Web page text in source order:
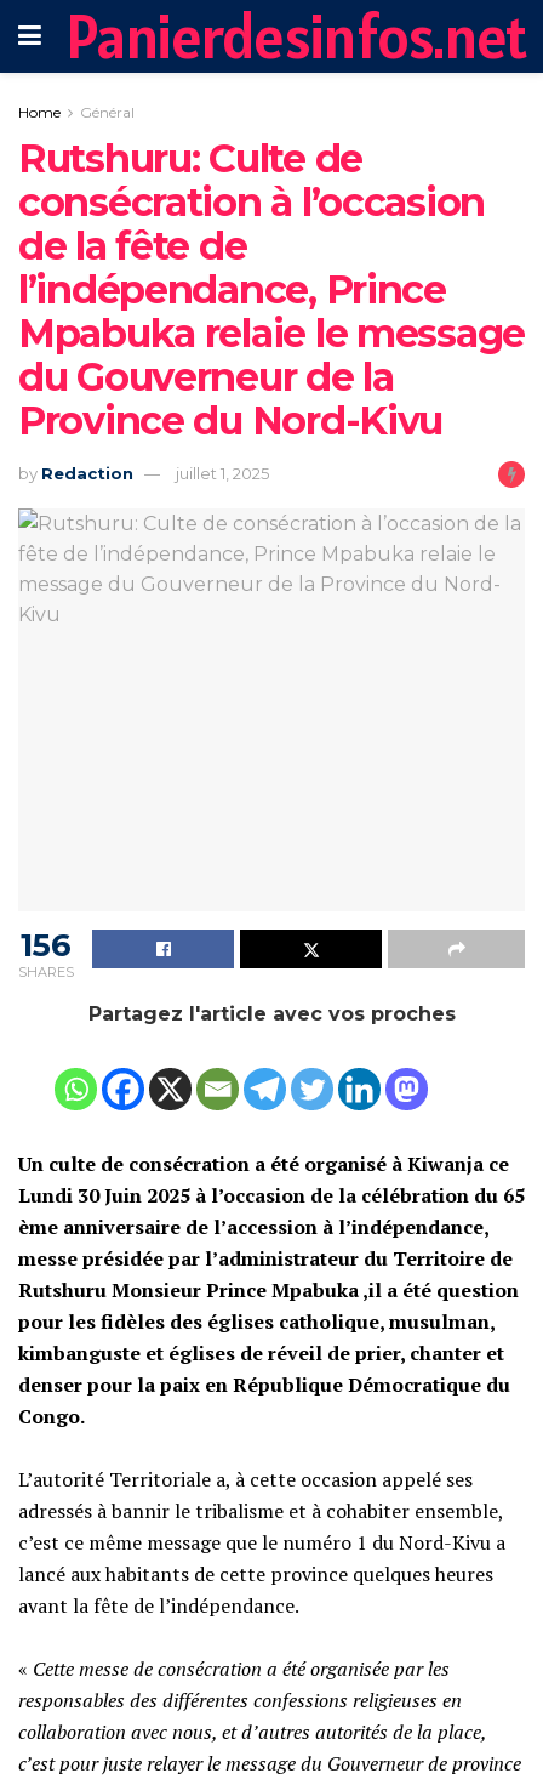
Panierdesinfos.net
Home Général
‎Rutshuru: Culte de
consécration à l’occasion
de la fête de
l’indépendance, Prince
Mpabuka relaie le message
du Gouverneur de la
Province du Nord-Kivu
by Redaction juillet 1, 2025
156
SHARES
Partagez l'article avec vos proches
Un culte de consécration a été organisé à Kiwanja ce
Lundi 30 Juin 2025 à l’occasion de la célébration du 65
ème anniversaire de l’accession à l’indépendance,
messe présidée par l’administrateur du Territoire de
Rutshuru Monsieur Prince Mpabuka ,il a été question
pour les fidèles des églises catholique, musulman,
kimbanguste et églises de réveil de prier, chanter et
denser pour la paix en République Démocratique du
Congo.
‎L’autorité Territoriale a, à cette occasion appelé ses
adressés à bannir le tribalisme et à cohabiter ensemble,
c’est ce même message que le numéro 1 du Nord-Kivu a
lancé aux habitants de cette province quelques heures
avant la fête de l’indépendance.
‎« Cette messe de consécration a été organisée par les
responsables des différentes confessions religieuses en
collaboration avec nous, et d’autres autorités de la place,
c’est pour juste relayer le message du Gouverneur de province